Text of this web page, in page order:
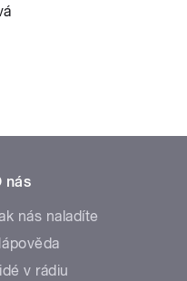
nás
nás naladíte
v rádiu